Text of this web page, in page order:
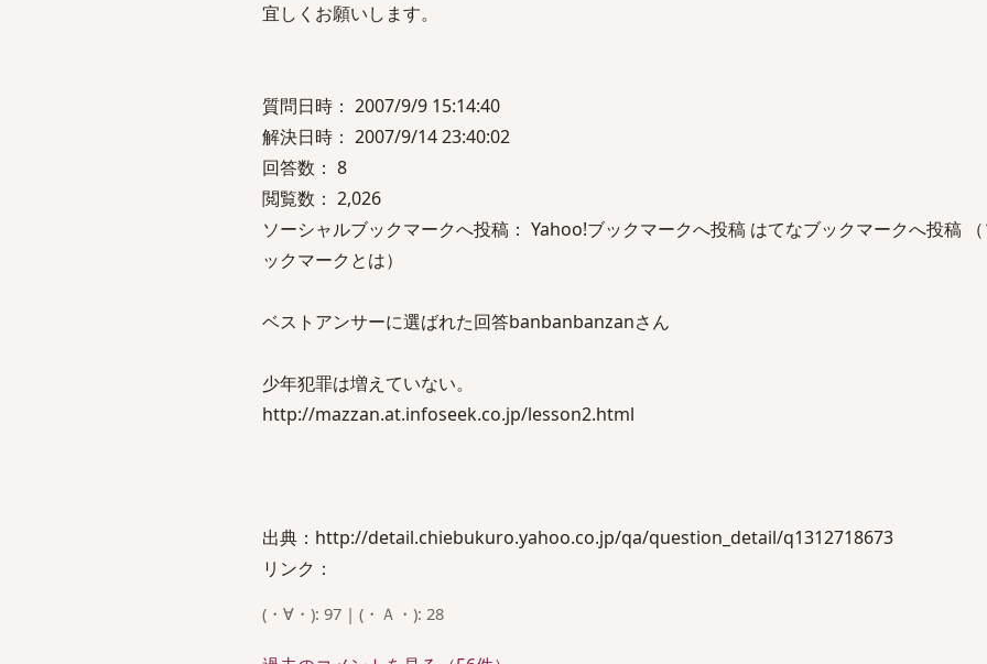
宜しくお願いします。
質問日時： 2007/9/9 15:14:40
解決日時： 2007/9/14 23:40:02
回答数： 8
閲覧数： 2,026
ソーシャルブックマークへ投稿： Yahoo!ブックマークへ投稿 はてなブックマークへ投稿
ックマークとは）
ベストアンサーに選ばれた回答banbanbanzanさん
少年犯罪は増えていない。
http://mazzan.at.infoseek.co.jp/lesson2.html
出典：http://detail.chiebukuro.yahoo.co.jp/qa/question_detail/q1312718673
リンク：
(・∀・): 97 | (・Ａ・): 28